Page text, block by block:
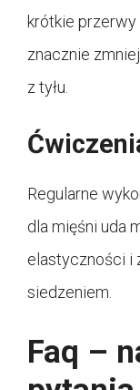
krótkie
znacznie
z tyłu.
Regularne
dla mięśni uda
elastyczności i
siedzeniem.
Faq –